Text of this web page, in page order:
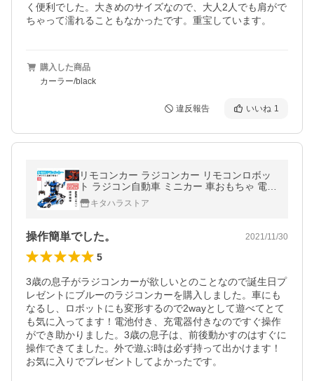
く便利でした。大きめのサイズなので、大人2人でも肩がで
ちゃって濡れることもなかったです。重宝しています。
購入した商品
カーラー/black
違反報告 いいね 1
リモコンカー ラジコンカー リモコンロボッ
ト ラジコン自動車 ミニカー 車おもちゃ 電動
RCカー おもちゃの車 ロボット 子供 男の子
おもちゃ プレゼント ギフト
キタハラストア
操作簡単でした。 2021/11/30
5
3歳の息子がラジコンカーが欲しいとのことなので誕生日プ
レゼントにブルーのラジコンカーを購入しました。車にも
なるし、ロボットにも変形するので2wayとして遊べてとて
も気に入ってます！電池付き、充電器付きなのですぐ操作
ができ助かりました。3歳の息子は、前後動かすのはすぐに
操作できてました。外で遊ぶ時は必ず持って出かけます！
お気に入りでプレゼントしてよかったです。